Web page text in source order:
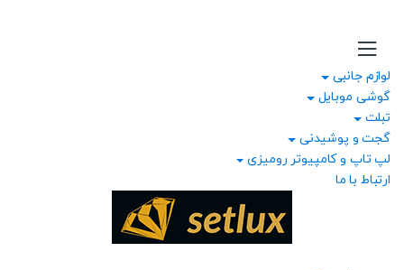
navigation
content
لوازم جانبی
گوشی موبایل
تبلت
گجت و پوشیدنی
لپ تاپ و کامپیوتر رومیزی
ارتباط با ما